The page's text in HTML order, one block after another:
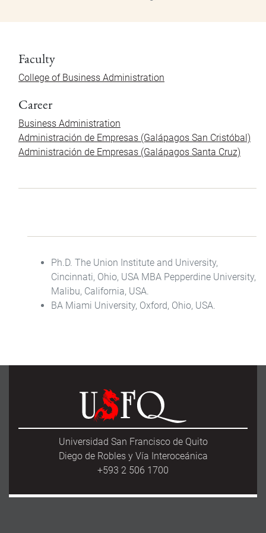
Faculty
College of Business Administration
Career
Business Administration
Administración de Empresas (Galápagos San Cristóbal)
Administración de Empresas (Galápagos Santa Cruz)
Ph.D. The Union Institute and University,
Cincinnati, Ohio, USA MBA Pepperdine University,
Malibu, California, USA.
BA Miami University, Oxford, Ohio, USA.
Universidad San Francisco de Quito
Diego de Robles y Vía Interoceánica
+593 2 506 1700